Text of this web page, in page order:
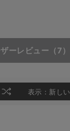
ーレビュー （7）
表示：新し